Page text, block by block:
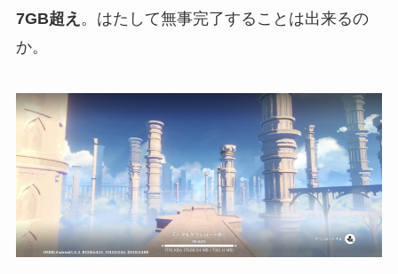
7GB超え 。はたして無事完了することは出来るの
か。